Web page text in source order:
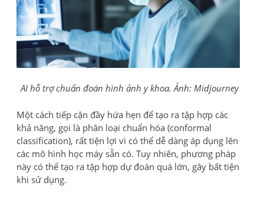
AI hỗ trợ chuẩn đoán hình ảnh y khoa. Ảnh: Midjourney
Một cách tiếp cận đầy hứa hẹn để tạo ra tập hợp các
khả năng, gọi là phân loại chuẩn hóa (conformal
classification), rất tiện lợi vì có thể dễ dàng áp dụng lên
các mô hình học máy sẵn có. Tuy nhiên, phương pháp
này có thể tạo ra tập hợp dự đoán quá lớn, gây bất tiện
khi sử dụng.